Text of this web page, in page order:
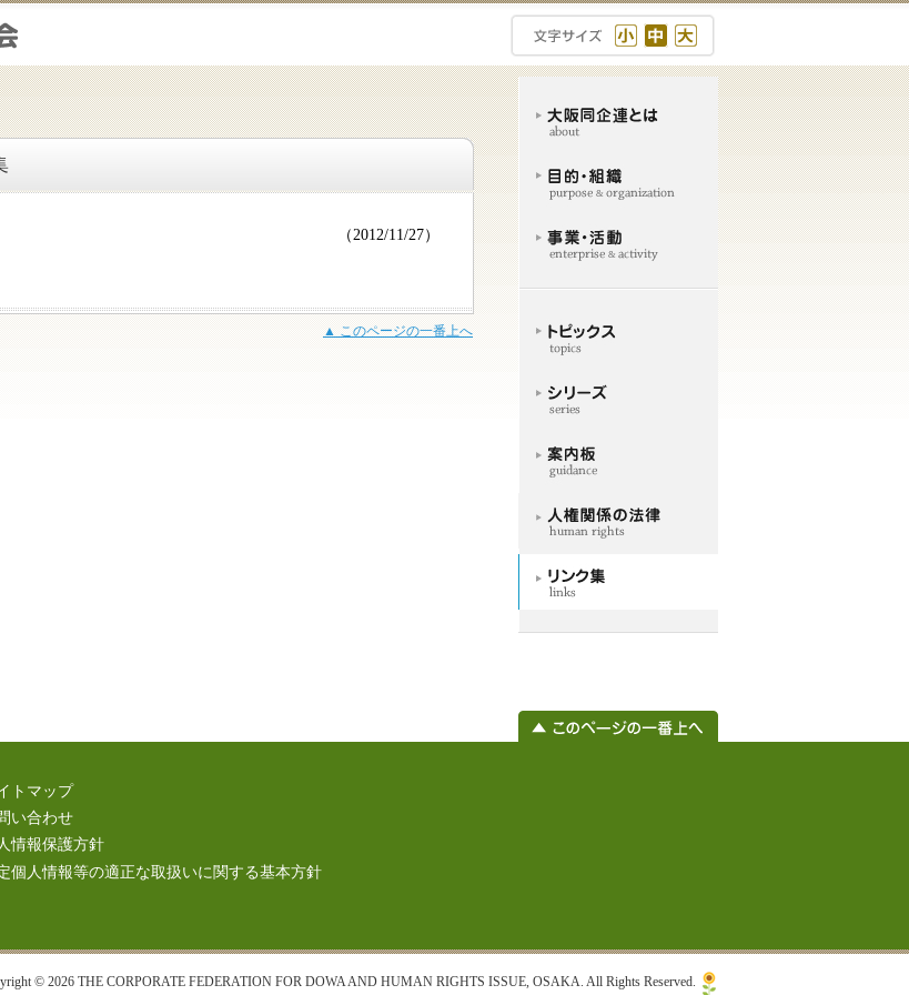
（2012/11/27）
▲ このページの一番上へ
トマップ
い合わせ
情報保護方針
個人情報等の適正な取扱いに関する基本方針
© 2026 THE CORPORATE FEDERATION FOR DOWA AND HUMAN RIGHTS ISSUE, OSAKA. All Rights Reserved.